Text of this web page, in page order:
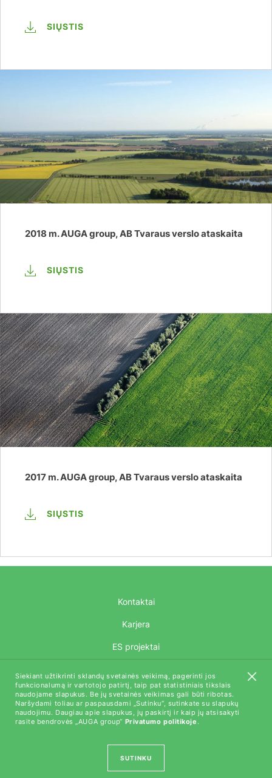
Siekiant užtikrinti sklandų svetainės veikimą, pagerinti jos
funkcionalumą ir vartotojo patirtį, taip pat statistiniais tikslais
naudojame slapukus. Be jų svetainės veikimas gali būti ribotas.
Naršydami toliau ar paspausdami „Sutinku“, sutinkate su slapukų
naudojimu. Daugiau apie slapukus, jų paskirtį ir kaip jų atsisakyti
rasite bendrovės „AUGA group“ Privatumo politikoje .
SUTINKU
SIŲSTIS
2018 m. AUGA group, AB Tvaraus verslo ataskaita
SIŲSTIS
2017 m. AUGA group, AB Tvaraus verslo ataskaita
SIŲSTIS
Kontaktai
Karjera
ES projektai
Privatumo politika